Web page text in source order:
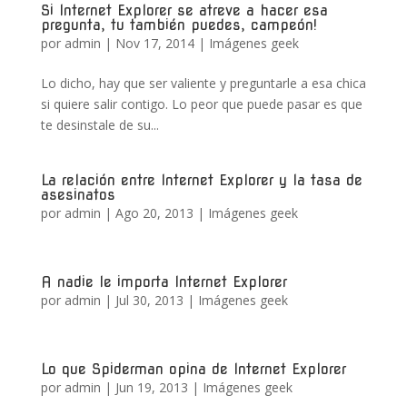
Si Internet Explorer se atreve a hacer esa
pregunta, tu también puedes, campeón!
por admin | Nov 17, 2014| Imágenes geek
Lo dicho, hay que ser valiente y preguntarle a esa chica
si quiere salir contigo. Lo peor que puede pasar es que
te desinstale de su...
La relación entre Internet Explorer y la tasa de
asesinatos
por admin | Ago 20, 2013 | Imágenes geek
A nadie le importa Internet Explorer
por admin | Jul 30, 2013 | Imágenes geek
Lo que Spiderman opina de Internet Explorer
por admin | Jun 19, 2013 | Imágenes geek